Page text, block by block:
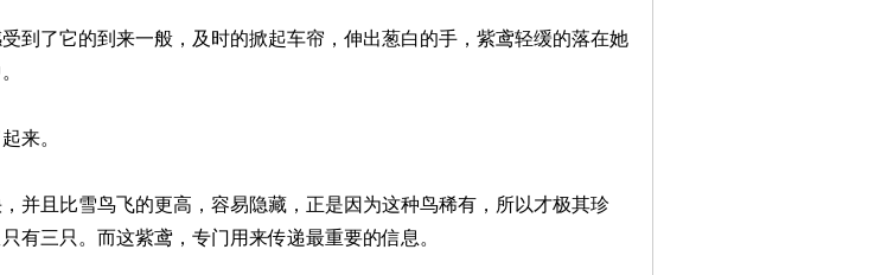
到了它的到来一般，及时的掀起车帘，伸出葱白的手，紫鸢轻缓的落在她
来。
并且比雪鸟飞的更高，容易隐藏，正是因为这种鸟稀有，所以才极其珍
三只。而这紫鸢，专门用来传递最重要的信息。